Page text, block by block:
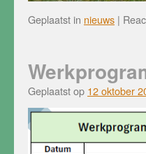
Geplaatst in nieuws |
Geplaatst op 12 oktober